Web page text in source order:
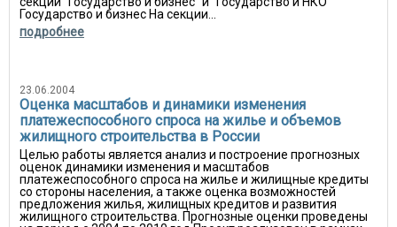
Государство и бизнес На секции...
подробнее
23.06.2004
Оценка масштабов и динамики изменения
платежеспособного спроса на жилье и объемов
жилищного строительства в России
Целью работы является анализ и построение прогнозных
оценок динамики изменения и масштабов
платежеспособного спроса на жилье и жилищные кредиты
со стороны населения, а также оценка возможностей
предложения жилья, жилищных кредитов и развития
жилищного строительства. Прогнозные оценки проведены